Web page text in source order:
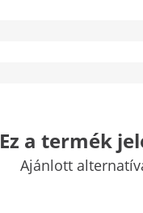
További
Ez a termék
Ajánlott